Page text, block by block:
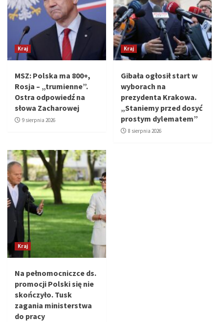
Kraj
MSZ: Polska ma 800+,
Rosja – „trumienne”.
Ostra odpowiedź na
słowa Zacharowej
9 sierpnia 2026
Kraj
Gibała ogłosił start w
wyborach na
prezydenta Krakowa.
„Staniemy przed dosyć
prostym dylematem”
8 sierpnia 2026
Kraj
Na pełnomocniczce ds.
promocji Polski się nie
skończyło. Tusk
zagania ministerstwa
do pracy